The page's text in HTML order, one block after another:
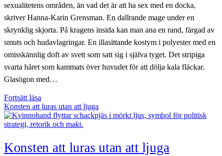
sexualitetens områden, än vad det är att ha sex med en docka,
skriver Hanna-Karin Grensman. En dallrande mage under en
skrynklig skjorta. På kragens insida kan man ana en rand, färgad av
smuts och hudavlagringar. En illasittande kostym i polyester med en
omisskännlig doft av svett som satt sig i själva tyget. Det stripiga
svarta håret som kammats över huvudet för att dölja kala fläckar.
Glasögon med…
Fortsätt läsa
–
hot
eller
Konsten att luras utan att ljuga
Konsten att luras utan att ljuga